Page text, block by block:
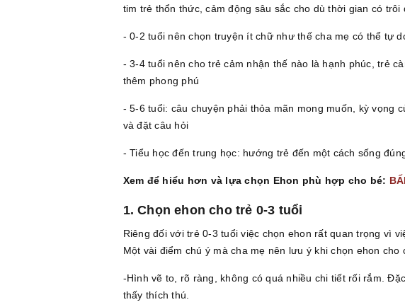
tim trẻ thổn thức, cảm động sâu sắc cho dù thời gian có trôi
- 0-2 tuổi nên chọn truyện ít chữ như thế cha mẹ có thể tự
- 3-4 tuổi nên cho trẻ cảm nhận thế nào là hạnh phúc, trẻ
thêm phong phú
- 5-6 tuổi: câu chuyện phải thỏa mãn mong muốn, kỳ
và đặt câu hỏi
- Tiểu học đến trung học: hướng trẻ đến một cách sống
Xem để hiểu hơn và lựa chọn Ehon phù hợp cho bé:
1. Chọn ehon cho trẻ 0-3 tuổi
Riêng đối với trẻ 0-3 tuổi việc chọn ehon rất quan trọng vì
Một vài điểm chú ý mà cha mẹ nên lưu ý khi chọn ehon cho
-Hình vẽ to, rõ ràng, không có quá nhiều chi tiết rối rắm.
thấy thích thú.